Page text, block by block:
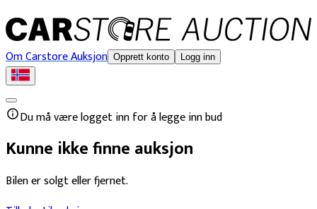
Om Carstore Auksjon Opprett konto Logg inn
Du må være logget inn for å legge inn bud
Kunne ikke finne auksjon
Bilen er solgt eller fjernet.